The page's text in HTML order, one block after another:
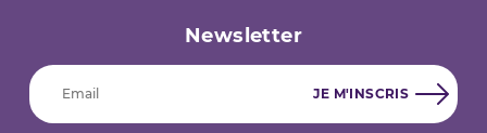
Newsletter